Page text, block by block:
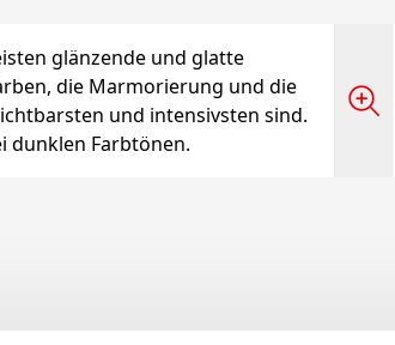
glänzende und glatte
die Marmorierung und die
und intensivsten sind.
dunklen Farbtönen.